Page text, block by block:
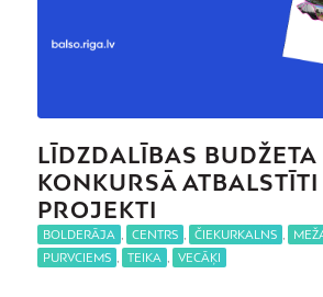
LĪDZDALĪBAS BUDŽETA
KONKURSĀ
PROJEKTI
BOLDERĀJA CENTRS ČIEKURKALNS
PURVCIEMS
TEIKA VECĀĶI